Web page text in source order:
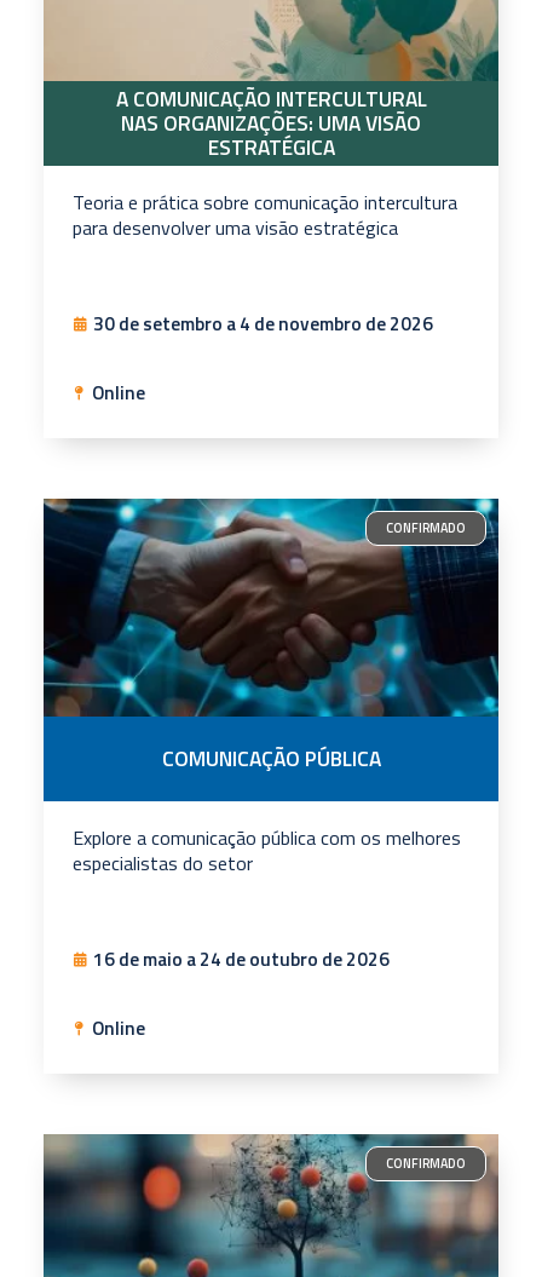
A COMUNICAÇÃO INTERCULTURAL
NAS ORGANIZAÇÕES: UMA VISÃO
ESTRATÉGICA
Teoria e prática sobre comunicação intercultura
para desenvolver uma visão estratégica
30 de setembro a 4 de novembro de 2026
Online
CONFIRMADO
COMUNICAÇÃO PÚBLICA
Explore a comunicação pública com os melhores
especialistas do setor
16 de maio a 24 de outubro de 2026
Online
CONFIRMADO